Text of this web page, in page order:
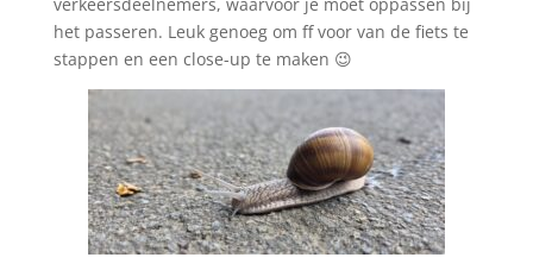
het passeren. Leuk genoeg om ff voor van de fiets te
stappen en een close-up te maken 😉